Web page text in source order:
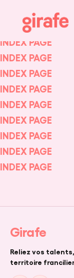
INDEX PAGE
INDEX PAGE
INDEX PAGE
INDEX PAGE
INDEX PAGE
INDEX PAGE
INDEX PAGE
INDEX PAGE
INDEX PAGE
INDEX PAGE
Girafe
Reliez vos
territoire